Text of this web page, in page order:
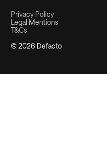
© 2026 Defacto
Privacy Policy
Legal Mentions
T&Cs